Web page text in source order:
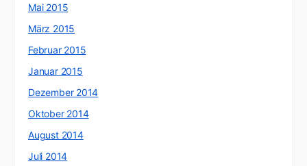
Mai 2015
März 2015
Februar 2015
Januar 2015
Dezember 2014
Oktober 2014
August 2014
Juli 2014